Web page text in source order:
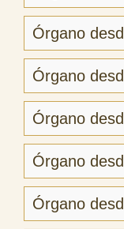
Órgano
Órgano
Órgano
Órgano
Órgano